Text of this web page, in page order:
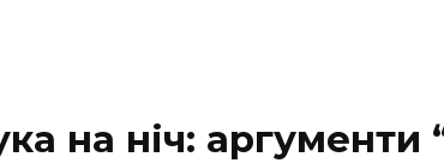
на ніч: аргументи